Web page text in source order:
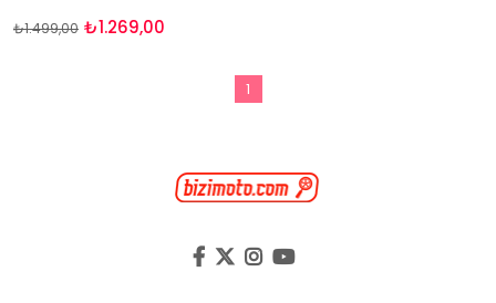
₺1.269,00
₺1.499,00
1